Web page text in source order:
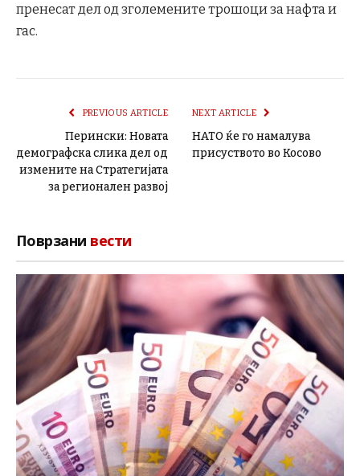
пренесат дел од зголемените трошоци за нафта и
гас.
PREVIOUS ARTICLE
Перински: Новата
демографска слика дел од
измените на Стратегијата
за регионален развој
NEXT ARTICLE
НАТО ќе го намалува
присуството во Косово
Поврзани вести